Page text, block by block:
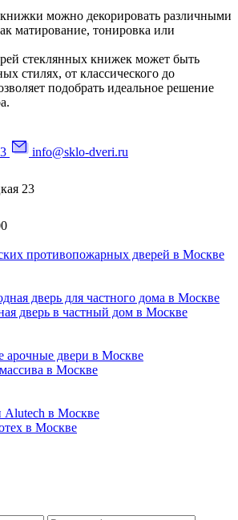
можно декорировать различными
матирование, тонировка или
стеклянных книжек может быть
стилях, от классического до
подобрать идеальное решение
info@sklo-dveri.ru
23
противопожарных дверей в Москве
дверь в частный дом в Москве
в Москве
в Москве